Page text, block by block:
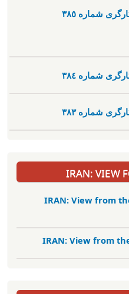
شمارە ٣٨٥
شمارە ٣٨٤
شمارە ٣٨٣
IRAN:
IRAN: View from
IRAN: View from